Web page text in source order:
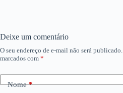
Deixe um comentário
O seu endereço de e-mail não será publicado.
marcados com *
Nome*